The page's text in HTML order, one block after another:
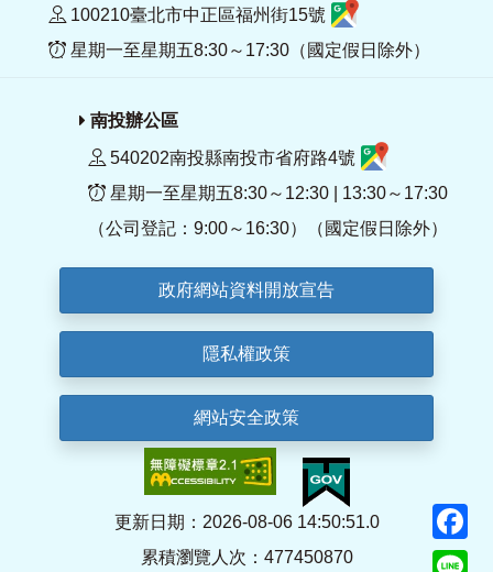
100210臺北市中正區福州街15號
星期一至星期五8:30～17:30（國定假日除外）
南投辦公區
540202南投縣南投市省府路4號
星期一至星期五8:30～12:30 | 13:30～17:30
（公司登記：9:00～16:30）（國定假日除外）
政府網站資料開放宣告
隱私權政策
網站安全政策
更新日期：2026-08-06 14:50:51.0
累積瀏覽人次：477450870